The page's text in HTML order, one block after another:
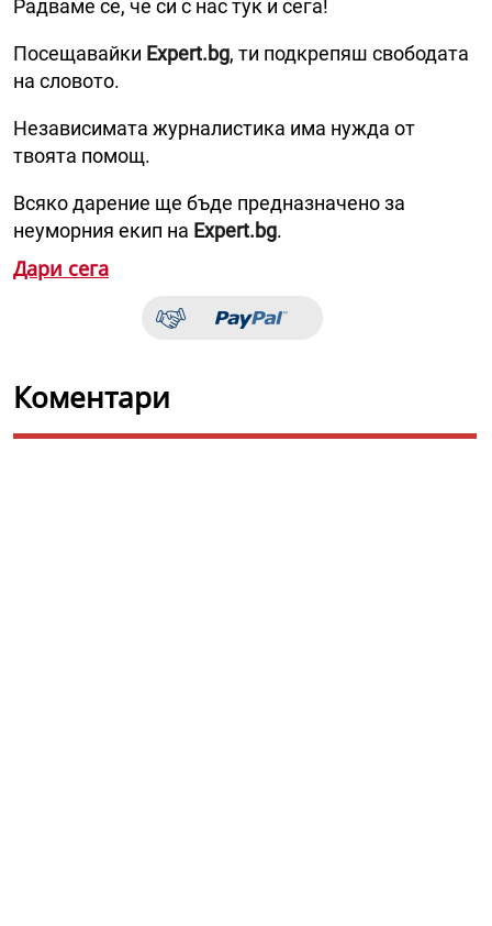
Радваме се, че си с нас тук и сега!
Посещавайки Expert.bg, ти подкрепяш свободата
на словото.
Независимата журналистика има нужда от
твоята помощ.
Всяко дарение ще бъде предназначено за
неуморния екип на Expert.bg.
Дари сега
Коментари